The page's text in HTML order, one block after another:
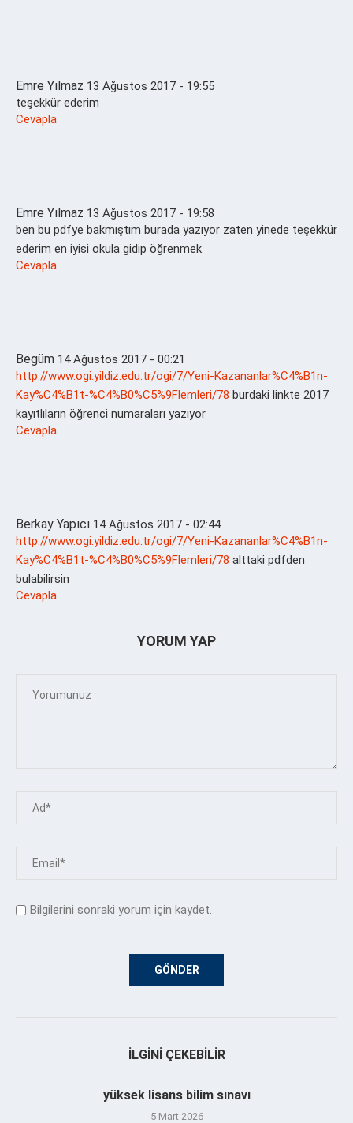
Emre Yılmaz 13 Ağustos 2017 - 19:55
teşekkür ederim
Cevapla
Emre Yılmaz 13 Ağustos 2017 - 19:58
ben bu pdfye bakmıştım burada yazıyor zaten yinede teşekkür
ederim en iyisi okula gidip öğrenmek
Cevapla
Begüm 14 Ağustos 2017 - 00:21
http://www.ogi.yildiz.edu.tr/ogi/7/Yeni-Kazananlar%C4%B1n-
Kay%C4%B1t-%C4%B0%C5%9Flemleri/78 burdaki linkte 2017
kayıtlıların öğrenci numaraları yazıyor
Cevapla
Berkay Yapıcı 14 Ağustos 2017 - 02:44
http://www.ogi.yildiz.edu.tr/ogi/7/Yeni-Kazananlar%C4%B1n-
Kay%C4%B1t-%C4%B0%C5%9Flemleri/78 alttaki pdfden
bulabilirsin
Cevapla
YORUM YAP
Bilgilerini sonraki yorum için kaydet.
İLGINI ÇEKEBILIR
yüksek lisans bilim sınavı
5 Mart 2026